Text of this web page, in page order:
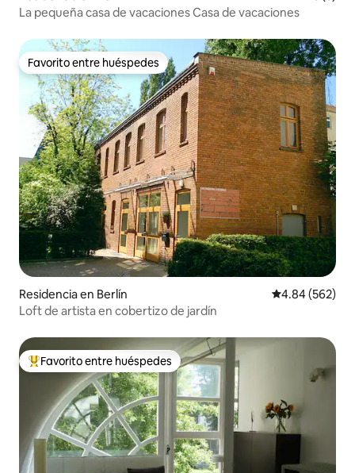
La pequeña casa de vacaciones Casa de vacaciones
Favorito entre huéspedes
Favorito entre huéspedes
Residencia en Berlín Calificación
4.84 (562)
Loft de artista en cobertizo de jardín
De los mejores en Favorito entre huéspedes
Favorito entre huéspedes